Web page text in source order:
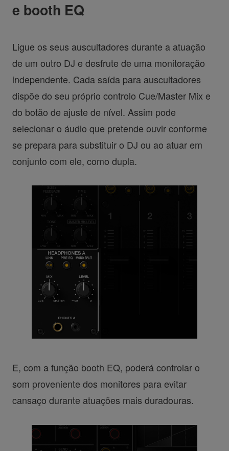
e booth EQ
Ligue os seus auscultadores durante a atuação
de um outro DJ e desfrute de uma monitoração
independente. Cada saída para auscultadores
dispõe do seu próprio controlo Cue/Master Mix e
do botão de ajuste de nível. Assim pode
selecionar o áudio que pretende ouvir conforme
se prepara para substituir o DJ ou ao atuar em
conjunto com ele, como dupla.
E, com a função booth EQ, poderá controlar o
som proveniente dos monitores para evitar
cansaço durante atuações mais duradouras.